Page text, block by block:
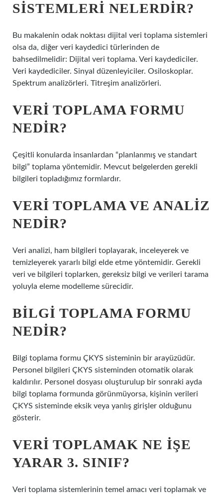
SISTEMLERI NELERDIR?
Bu makalenin odak noktası dijital veri toplama sistemleri
olsa da, diğer veri kaydedici türlerinden de
bahsedilmelidir: Dijital veri toplama. Veri kaydediciler.
Veri kaydediciler. Sinyal düzenleyiciler. Osiloskoplar.
Spektrum analizörleri. Titreşim analizörleri.
VERI TOPLAMA FORMU
NEDIR?
Çeşitli konularda insanlardan “planlanmış ve standart
bilgi” toplama yöntemidir. Mevcut belgelerden gerekli
bilgileri topladığımız formlardır.
VERI TOPLAMA VE ANALIZ
NEDIR?
Veri analizi, ham bilgileri toplayarak, inceleyerek ve
temizleyerek yararlı bilgi elde etme yöntemidir. Gerekli
veri ve bilgileri toplarken, gereksiz bilgi ve verileri tarama
yoluyla eleme modelleme sürecidir.
BILGI TOPLAMA FORMU
NEDIR?
Bilgi toplama formu ÇKYS sisteminin bir arayüzüdür.
Personel bilgileri ÇKYS sisteminden otomatik olarak
kaldırılır. Personel dosyası oluşturulup bir sonraki ayda
bilgi toplama formunda görünmüyorsa, kişinin verileri
ÇKYS sisteminde eksik veya yanlış girişler olduğunu
gösterir.
VERI TOPLAMAK NE IŞE
YARAR 3. SINIF?
Veri toplama sistemlerinin temel amacı veri toplamak ve